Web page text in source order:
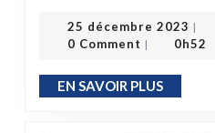
25 décembre 2023 25 décembre 2023
|
0 Comment | 0h52
EN SAVOIR PLUSEN SAVOIR PLUS